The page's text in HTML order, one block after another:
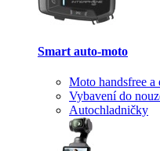
Smart auto-moto
Moto handsfree a
Vybavení do
Autochladničky